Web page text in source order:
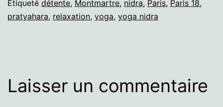
Étiqueté détente, Montmartre, nidra, Paris, Paris 18,
pratyahara, relaxation, yoga, yoga nidra
Laisser un commentaire